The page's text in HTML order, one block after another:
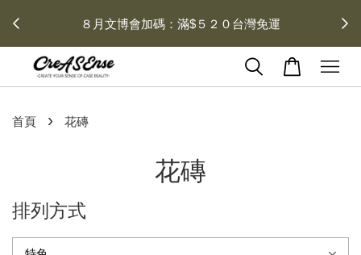
８月文博會加碼：滿$５２０台灣免運
首頁 › 花磚
花磚
排列方式